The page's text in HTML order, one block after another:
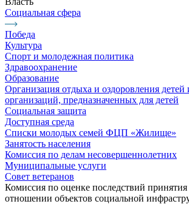
Социальная сфера
Победа
Культура
Спорт и молодежная политика
Здравоохранение
Образование
Организация отдыха и оздоровления детей
организаций, предназначенных для детей
Социальная защита
Доступная среда
Списки молодых семей ФЦП «Жилище»
Занятость населения
Комиссия по делам несовершеннолетних
Муниципальные услуги
Совет ветеранов
Комиссия по оценке последствий
отношении объектов социальной